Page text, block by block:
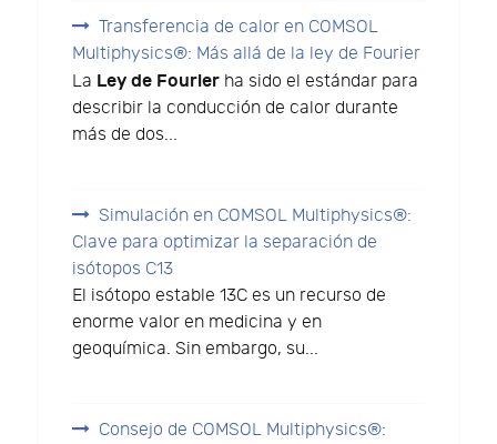
Transferencia de calor en COMSOL
Multiphysics®: Más allá de la ley de Fourier
La Ley de Fourier ha sido el estándar para
describir la conducción de calor durante
más de dos...
Simulación en COMSOL Multiphysics®:
Clave para optimizar la separación de
isótopos C13
El isótopo estable 13C es un recurso de
enorme valor en medicina y en
geoquímica. Sin embargo, su...
Consejo de COMSOL Multiphysics®: